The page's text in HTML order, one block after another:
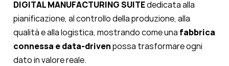
DIGITAL MANUFACTURING SUITEdedicata alla
pianificazione, al controllo della produzione, alla
qualità e alla logistica, mostrando come una fabbrica
connessa e data-drivenpossa trasformare ogni
dato in valore reale.